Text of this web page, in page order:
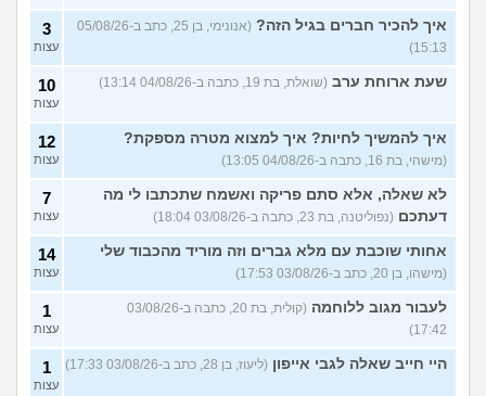
איך להכיר חברים בגיל הזה?
(אנונימי, בן 25, כתב ב-05/08/26
15:13)
3
עצות
שעת ארוחת ערב (שואלת, בת 19, כתבה ב-04/08/26 13:14) 10
עצות
איך להמשיך לחיות? איך למצוא מטרה מספקת?
(מישהי, בת 16, כתבה ב-04/08/26 13:05)
12
עצות
לא שאלה, אלא סתם פריקה ואשמח שתכתבו לי מה
דעתכם (נפוליטנה, בת 23, כתבה ב-03/08/26 18:04)
7
עצות
אחותי שוכבת עם מלא גברים וזה מוריד מהכבוד שלי
(מישהו, בן 20, כתב ב-03/08/26 17:53)
14
עצות
לעבור מגוב ללוחמה
(קולית, בת 20, כתבה ב-03/08/26
17:42)
1
עצות
היי חייב שאלה לגבי אייפון (ליעוז, בן 28, כתב ב-03/08/26 17:33) 1
עצות